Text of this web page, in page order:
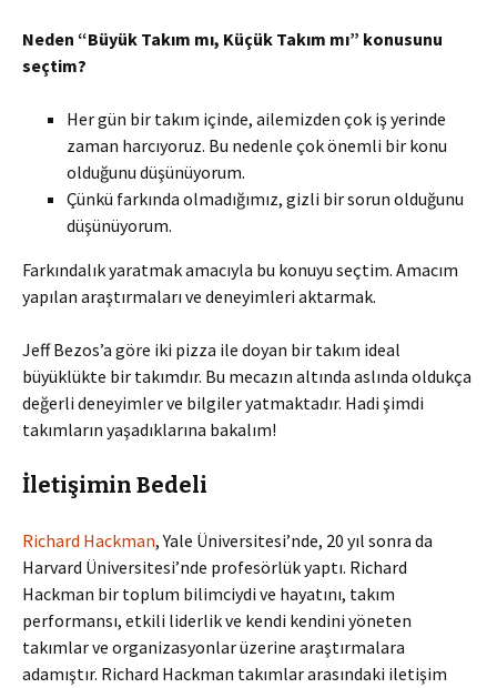
Neden “Büyük Takım mı, Küçük Takım mı” konusunu
seçtim?
Her gün bir takım içinde, ailemizden çok iş yerinde
zaman harcıyoruz. Bu nedenle çok önemli bir konu
olduğunu düşünüyorum.
Çünkü farkında olmadığımız, gizli bir sorun olduğunu
düşünüyorum.
Farkındalık yaratmak amacıyla bu konuyu seçtim. Amacım
yapılan araştırmaları ve deneyimleri aktarmak.
Jeff Bezos’a göre iki pizza ile doyan bir takım ideal
büyüklükte bir takımdır. Bu mecazın altında aslında oldukça
değerli deneyimler ve bilgiler yatmaktadır. Hadi şimdi
takımların yaşadıklarına bakalım!
İletişimin Bedeli
Richard Hackman, Yale Üniversitesi’nde, 20 yıl sonra da
Harvard Üniversitesi’nde profesörlük yaptı. Richard
Hackman bir toplum bilimciydi ve hayatını, takım
performansı, etkili liderlik ve kendi kendini yöneten
takımlar ve organizasyonlar üzerine araştırmalara
adamıştır. Richard Hackman takımlar arasındaki iletişim